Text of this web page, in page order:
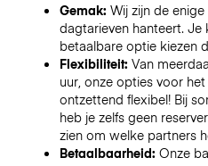
Gemak: Wij zijn de
dagtarieven hanteert. Je
betaalbare optie kiezen
Flexibiliteit: Van
uur, onze opties voor
ontzettend flexibel! Bij
heb je zelfs geen
zien om welke partners
Betaalbaarheid: Onze